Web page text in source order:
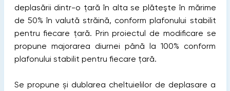
deplasării dintr-o ţară în alta se plăteşte în mărime
de 50% în valută străină, conform plafonului stabilit
pentru fiecare țară. Prin proiectul de modificare se
propune majorarea diurnei până la 100% conform
plafonului stabilit pentru fiecare țară.
Se propune și dublarea cheltuielilor de deplasare a